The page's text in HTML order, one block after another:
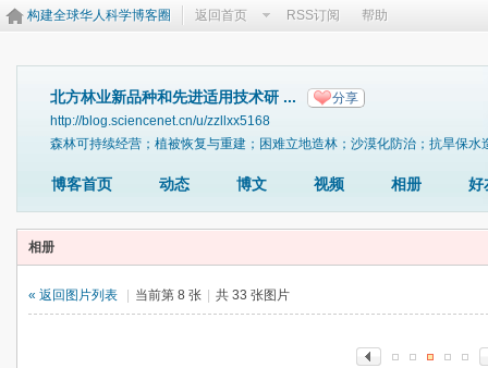
构建全球华人科学博客圈 返回首页 RSS订阅 帮助
北方林业新品种和先进适用技术研 ... 分享
http://blog.sciencenet.cn/u/zzllxx5168
森林可持续经营；植被恢复与重建；困难立地造林；沙漠化防治；抗旱保
博客首页 动态 博文 视频 相册 好
相册
« 返回图片列表 当前第 8 张 共 33 张图片